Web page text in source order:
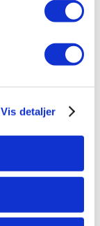
Vis detaljer